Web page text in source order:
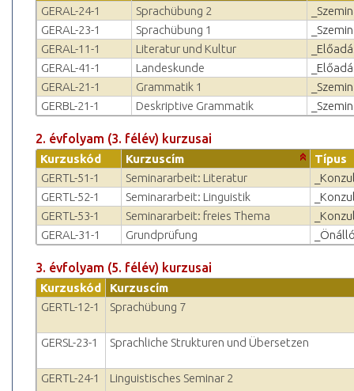
GERAL-24-1
Sprachübung 2
GERAL-23-1
Sprachübung 1
GERAL-11-1
Literatur und Kultur
GERAL-41-1
Landeskunde
GERAL-21-1
Grammatik 1
GERBL-21-1
Deskriptive Grammatik
2. évfolyam (3. félév) kurzusai
Kurzuskód Kurzuscím
Típus
GERTL-51-1
Seminararbeit: Literatur
GERTL-52-1
Seminararbeit: Linguistik
GERTL-53-1
Seminararbeit: freies Thema
GERAL-31-1
Grundprüfung
3. évfolyam (5. félév) kurzusai
Kurzuskód
Kurzuscím
GERTL-12-1
Sprachübung 7
GERSL-23-1 Sprachliche Strukturen und Übersetzen
GERTL-24-1 Linguistisches Seminar 2